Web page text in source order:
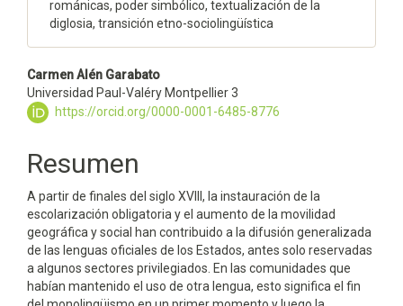
románicas, poder simbólico, textualización de la
diglosia, transición etno-sociolingüística
Contenido
principal
artículo
Carmen Alén Garabato
Universidad Paul-Valéry Montpellier 3
https://orcid.org/0000-0001-6485-8776
Resumen
A partir de finales del siglo XVIII, la instauración de la
escolarización obligatoria y el aumento de la movilidad
geográfica y social han contribuido a la difusión generalizada
de las lenguas oficiales de los Estados, antes solo reservadas
a algunos sectores privilegiados. En las comunidades que
habían mantenido el uso de otra lengua, esto significa el fin